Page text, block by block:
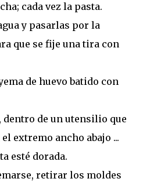
cada vez la pasta.
y pasarlas por la
que se fije una tira con
de huevo batido con
de un utensilio que
extremo ancho abajo ...
esté dorada.
retirar los moldes